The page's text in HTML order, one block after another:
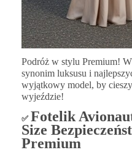
Podróż w stylu Premium!
synonim luksusu i
wyjątkowy model, by
wyjeździe!
✅ Fotelik
Size
Premium